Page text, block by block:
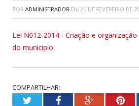
POR ADMINISTRADOR EM 26 DE FEVEREIRO DE
Lei N012-2014 - Criação e
do municipio
COMPARTILHAR:
TwitterFacebookGoogle+